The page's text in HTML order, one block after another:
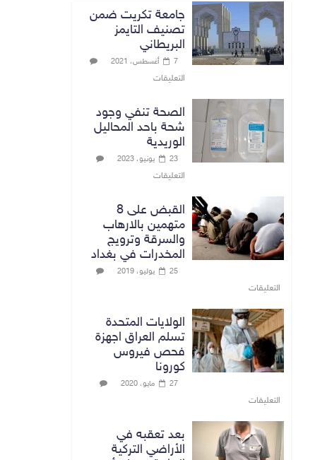
جامعة تكريت ضمن
تصنيف التايمز
البريطاني
7 أغسطس، 2021
التعليقات
الصحة تنفي وجود
شحة باحد المحاليل
الوريدية
23 يونيو، 2023
التعليقات
القبض على 8
متهمين بالارهاب
والسرقة وترويج
المخدرات في بغداد
25 يوليو، 2019
التعليقات
الولايات المتحدة
تسلم العراق اجهزة
فحص فيروس
كورونا
27 مايو، 2020
التعليقات
بعد تعقبه في
الأراضي التركية